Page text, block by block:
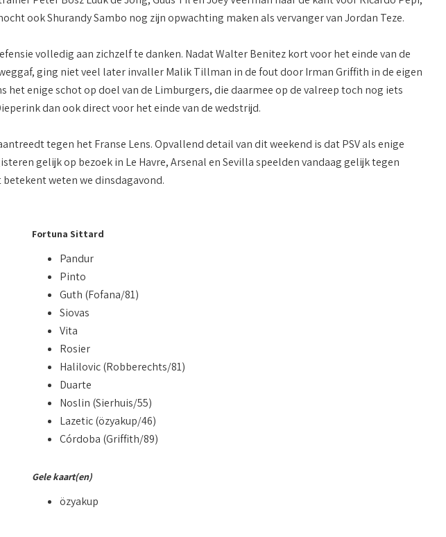
ook Shurandy Sambo nog zijn opwachting maken als vervanger van Jordan Teze.
volledig aan zichzelf te danken. Nadat Walter Benitez kort voor het einde van de
ging niet veel later invaller Malik Tillman in de fout door Irman Griffith in de eigen
het enige schot op doel van de Limburgers, die daarmee op de valreep toch nog iets
dan ook direct voor het einde van de wedstrijd.
tegen het Franse Lens. Opvallend detail van dit weekend is dat PSV als enige
gelijk op bezoek in Le Havre, Arsenal en Sevilla speelden vandaag gelijk tegen
weten we dinsdagavond.
Fortuna Sittard
Pandur
Pinto
Guth (Fofana/81)
Siovas
Vita
Rosier
Halilovic (Robberechts/81)
Duarte
Noslin (Sierhuis/55)
Lazetic (özyakup/46)
Córdoba (Griffith/89)
Gele kaart(en)
özyakup